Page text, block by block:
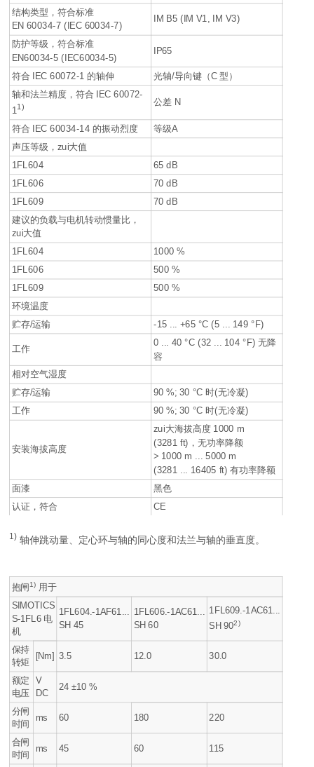
结构类型，符合标准
EN 60034-7 (IEC 60034-7)
IM B5 (IM V1, IM V3)
防护等级，符合标准
EN60034-5 (IEC60034-5)
IP65
符合 IEC 60072-1 的轴伸 光轴/导向键（C 型）
轴和法兰精度，符合 IEC 60072-
1 1) 公差 N
符合 IEC 60034-14 的振动烈度
等级A
声压等级，zui大值
1FL604
65 dB
1FL606
70 dB
1FL609
70 dB
建议的负载与电机转动惯量比，
zui大值
1FL604
1000 %
1FL606
500 %
1FL609
500 %
环境温度
贮存/运输 -15 ... +65 °C (5 ... 149 °F)
工作
0 ... 40 °C (32 ... 104 °F) 无降
容
相对空气湿度
贮存/运输
90 %; 30 °C 时(无冷凝)
工作 90 %; 30 °C 时(无冷凝)
安装海拔高度
zui大海拔高度 1000 m
(3281 ft)，无功率降额
> 1000 m ... 5000 m
(3281 ... 16405 ft) 有功率降额
面漆
黑色
认证，符合 CE
1) 轴伸跳动量、定心环与轴的同心度和法兰与轴的垂直度。
抱闸1) 用于
SIMOTICS
S-1FL6 电
机
1FL604.-1AF61...
SH 45
1FL606.-1AC61...
SH 60
1FL609.-1AC61...
SH 902)
保持
转矩
[Nm] 3.5 12.0 30.0
额定
电压
V
DC
24 ±10 %
分闸
时间
ms 60 180 220
合闸
时间
ms 45 60 115